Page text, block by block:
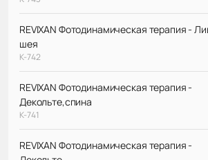
REVIXAN Фотодинамическая терапия -
шея
К-742
REVIXAN Фотодинамическая терапия -
Декольте,спина
К-741
REVIXAN Фотодинамическая терапия -